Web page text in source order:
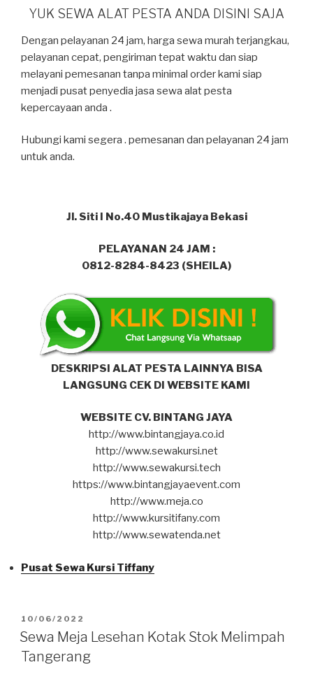
YUK SEWA ALAT PESTA ANDA DISINI SAJA
Dengan pelayanan 24 jam, harga sewa murah terjangkau,
pelayanan cepat, pengiriman tepat waktu dan siap
melayani pemesanan tanpa minimal order kami siap
menjadi pusat penyedia jasa sewa alat pesta
kepercayaan anda .
Hubungi kami segera . pemesanan dan pelayanan 24 jam
untuk anda.
Jl. Siti I No.40 Mustikajaya Bekasi
PELAYANAN 24 JAM :
0812-8284-8423 (SHEILA)
DESKRIPSI ALAT PESTA LAINNYA BISA
LANGSUNG CEK DI WEBSITE KAMI
WEBSITE CV. BINTANG JAYA
http://www.bintangjaya.co.id
http://www.sewakursi.net
http://www.sewakursi.tech
https://www.bintangjayaevent.com
http://www.meja.co
http://www.kursitifany.com
http://www.sewatenda.net
Pusat Sewa Kursi Tiffany
DIPOSKAN
PADA
10/06/2022
Sewa Meja Lesehan Kotak Stok Melimpah
Tangerang